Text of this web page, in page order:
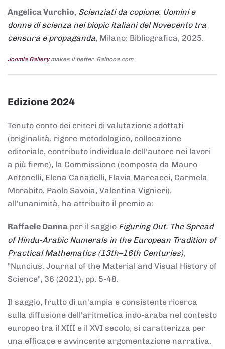
Angelica Vurchio, Scienziati da copione. Uomini e
donne di scienza nei biopic italiani del Novecento tra
censura e propaganda, Milano: Bibliografica, 2025.
Joomla Gallerymakes it better. Balbooa.com
Edizione 2024
Tenuto conto dei criteri di valutazione adottati
(originalità, rigore metodologico, collocazione
editoriale, contributo individuale dell'autore nei lavori
a più firme), la Commissione (composta da Mauro
Antonelli, Elena Canadelli, Flavia Marcacci, Carmela
Morabito, Paolo Savoia, Valentina Vignieri),
all'unanimità, ha attribuito il premio a:
Raffaele Danna per il saggio Figuring Out. The Spread
of Hindu-Arabic Numerals in the European Tradition of
Practical Mathematics (13th–16th Centuries),
"Nuncius. Journal of the Material and Visual History of
Science", 36 (2021), pp. 5-48.
Il saggio, frutto di un'ampia e consistente ricerca
sulla diffusione dell'aritmetica indo-araba nel contesto
europeo tra il XIII e il XVI secolo, si caratterizza per
una efficace e avvincente argomentazione narrativa.